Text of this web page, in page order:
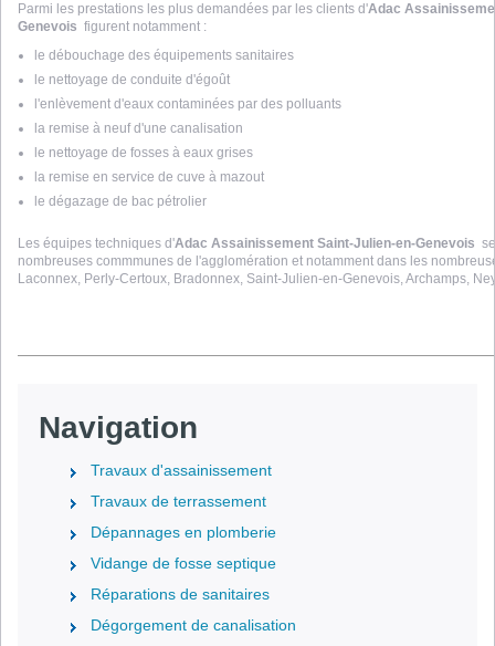
Parmi les prestations les plus demandées par les clients d'Adac
Genevois figurent notamment :
le débouchage des équipements sanitaires
le nettoyage de conduite d'égoût
l'enlèvement d'eaux contaminées par des polluants
la remise à neuf d'une canalisation
le nettoyage de fosses à eaux grises
la remise en service de cuve à mazout
le dégazage de bac pétrolier
Les équipes techniques d'Adac Assainissement Saint-Julien-en-Genevois
nombreuses commmunes de l'agglomération et notamment dans les
Laconnex, Perly-Certoux, Bradonnex, Saint-Julien-en-Genevois, Archamps,
Navigation
Travaux d'assainissement
Travaux de terrassement
Dépannages en plomberie
Vidange de fosse septique
Réparations de sanitaires
Dégorgement de canalisation